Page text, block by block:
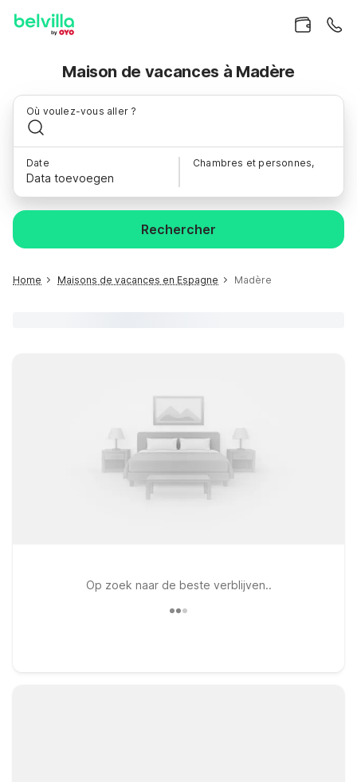
Maison de vacances à Madère
Où voulez-vous aller ?
Date
Data toevoegen
Chambres et personnes,
Rechercher
Home Maisons de vacances en Espagne Madère
Op zoek naar de beste verblijven..